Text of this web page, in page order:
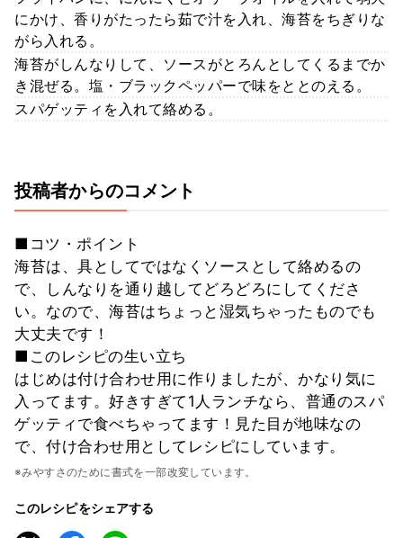
にかけ、香りがたったら茹で汁を入れ、海苔をちぎりな
がら入れる。
海苔がしんなりして、ソースがとろんとしてくるまでか
き混ぜる。塩・ブラックペッパーで味をととのえる。
スパゲッティを入れて絡める。
投稿者からのコメント
■コツ・ポイント
海苔は、具としてではなくソースとして絡めるの
で、しんなりを通り越してどろどろにしてくださ
い。なので、海苔はちょっと湿気ちゃったものでも
大丈夫です！
■このレシピの生い立ち
はじめは付け合わせ用に作りましたが、かなり気に
入ってます。好きすぎて1人ランチなら、普通のスパ
ゲッティで食べちゃってます！見た目が地味なの
で、付け合わせ用としてレシピにしています。
※みやすさのために書式を一部改変しています。
このレシピをシェアする